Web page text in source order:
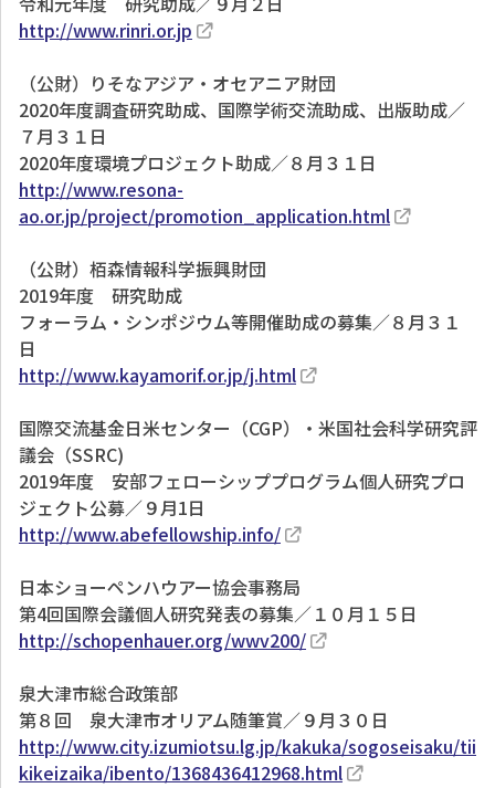
http://www.rinri.or.jp
（公財）りそなアジア・オセアニア財団
2020年度調査研究助成、国際学術交流助成、出版助成／
７月３１日
2020年度環境プロジェクト助成／８月３１日
http://www.resona-
ao.or.jp/project/promotion_application.html
（公財）栢森情報科学振興財団
2019年度 研究助成
フォーラム・シンポジウム等開催助成の募集／８月３１
日
http://www.kayamorif.or.jp/j.html
国際交流基金日米センター（CGP）・米国社会科学研究評
議会（SSRC)
2019年度 安部フェローシッププログラム個人研究プロ
ジェクト公募／９月1日
http://www.abefellowship.info/
日本ショーペンハウアー協会事務局
第4回国際会議個人研究発表の募集／１０月１５日
http://schopenhauer.org/wwv200/
泉大津市総合政策部
第８回 泉大津市オリアム随筆賞／９月３０日
http://www.city.izumiotsu.lg.jp/kakuka/sogoseisaku/tii
kikeizaika/ibento/1368436412968.html